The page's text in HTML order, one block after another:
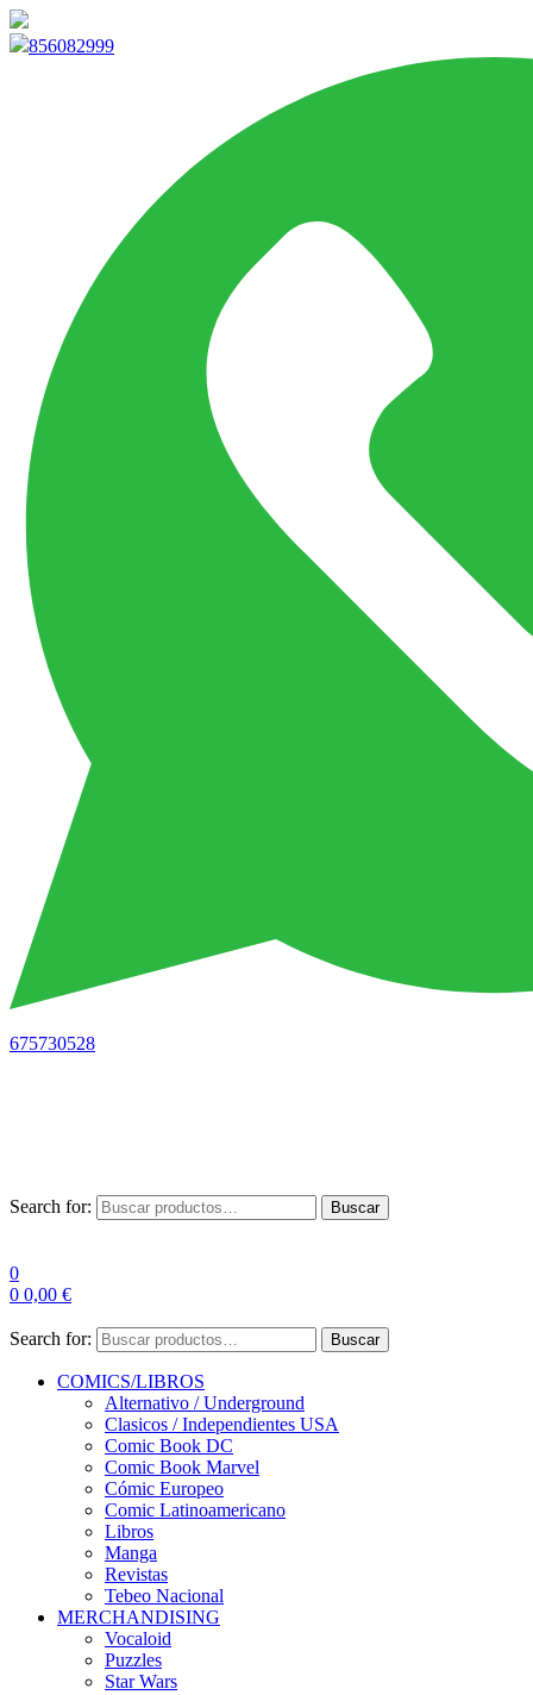
856082999
675730528
Search for: Buscar
0
0 0,00 €
Search for: Buscar
COMICS/LIBROS
Alternativo / Underground
Clasicos / Independientes USA
Comic Book DC
Comic Book Marvel
Cómic Europeo
Comic Latinoamericano
Libros
Manga
Revistas
Tebeo Nacional
MERCHANDISING
Vocaloid
Puzzles
Star Wars